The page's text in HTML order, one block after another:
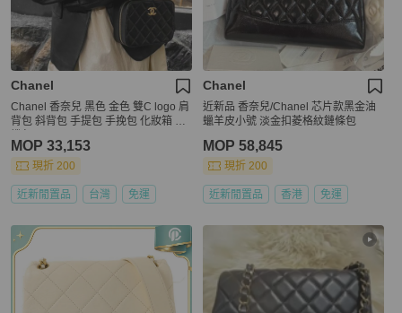
Chanel
Chanel 香奈兒 黑色 金色 雙C logo 肩
背包 斜背包 手提包 手挽包 化妝箱 相
MOP 33,153
現折 200
近新閒置品 台灣 免運
Chanel
近新品 香奈兒/Chanel 芯片款黑金油
蠟羊皮小號 淡金扣菱格紋鏈條包
MOP 58,845
現折 200
近新閒置品 香港 免運